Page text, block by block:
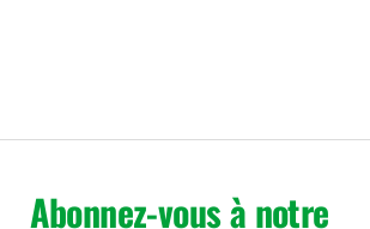
Abonnez-vous à notre